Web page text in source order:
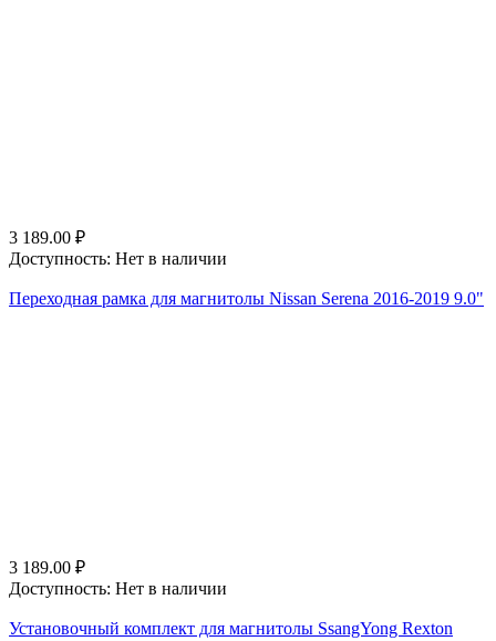
3 189.00 ₽
Доступность: Нет в наличии
Переходная рамка для магнитолы Nissan Serena 2016-2019 9.0"
3 189.00 ₽
Доступность: Нет в наличии
Установочный комплект для магнитолы SsangYong Rexton